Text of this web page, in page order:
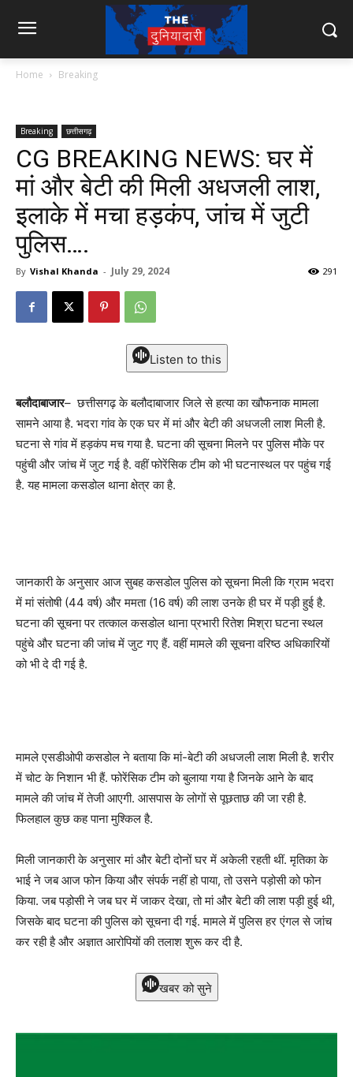
Home Breaking
Breaking छत्तीसगढ़
CG BREAKING NEWS: घर में
मां और बेटी की मिली अधजली लाश,
इलाके में मचा हड़कंप, जांच में जुटी
पुलिस….
By Vishal Khanda - July 29, 2024 291
Listen to this
बलौदाबाजार– छत्तीसगढ़ के बलौदाबाजार जिले से हत्या का खौफनाक मामला
सामने आया है. भदरा गांव के एक घर में मां और बेटी की अधजली लाश मिली है.
घटना से गांव में हड़कंप मच गया है. घटना की सूचना मिलने पर पुलिस मौके पर
पहुंची और जांच में जुट गई है. वहीं फोरेंसिक टीम को भी घटनास्थल पर पहुंच गई
है. यह मामला कसडोल थाना क्षेत्र का है.
जानकारी के अनुसार आज सुबह कसडोल पुलिस को सूचना मिली कि ग्राम भदरा
में मां संतोषी (44 वर्ष) और ममता (16 वर्ष) की लाश उनके ही घर में पड़ी हुई है.
घटना की सूचना पर तत्काल कसडोल थाना प्रभारी रितेश मिश्रा घटना स्थल
पहुंचे और घटना की जांच में जुट गए हैं. वहीं मामले की सूचना वरिष्ठ अधिकारियों
को भी दे दी गई है.
मामले एसडीओपी कसडोल ने बताया कि मां-बेटी की अधजली लाश मिली है. शरीर
में चोट के निशान भी हैं. फोरेंसिक टीम को बुलाया गया है जिनके आने के बाद
मामले की जांच में तेजी आएगी. आसपास के लोगों से पूछताछ की जा रही है.
फिलहाल कुछ कह पाना मुश्किल है.
मिली जानकारी के अनुसार मां और बेटी दोनों घर में अकेली रहती थीं. मृतिका के
भाई ने जब आज फोन किया और संपर्क नहीं हो पाया, तो उसने पड़ोसी को फोन
किया. जब पड़ोसी ने जब घर में जाकर देखा, तो मां और बेटी की लाश पड़ी हुई थी,
जिसके बाद घटना की पुलिस को सूचना दी गई. मामले में पुलिस हर एंगल से जांच
कर रही है और अज्ञात आरोपियों की तलाश शुरू कर दी है.
खबर को सुने